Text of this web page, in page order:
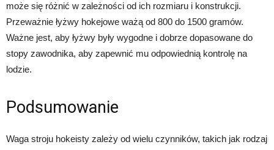
może się różnić w zależności od ich rozmiaru i konstrukcji.
Przeważnie łyżwy hokejowe ważą od 800 do 1500 gramów.
Ważne jest, aby łyżwy były wygodne i dobrze dopasowane do
stopy zawodnika, aby zapewnić mu odpowiednią kontrolę na
lodzie.
Podsumowanie
Waga stroju hokeisty zależy od wielu czynników, takich jak rodzaj